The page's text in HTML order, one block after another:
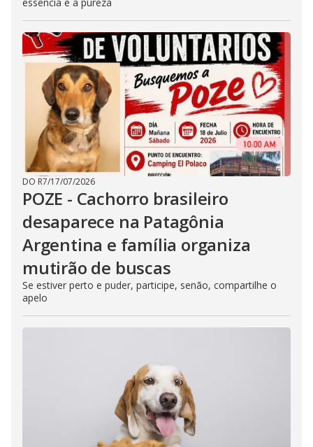
DO R7/17/07/2026
POZE - Cachorro brasileiro
desaparece na Patagônia
Argentina e família organiza
mutirão de buscas
Se estiver perto e puder, participe, senão, compartilhe o
apelo